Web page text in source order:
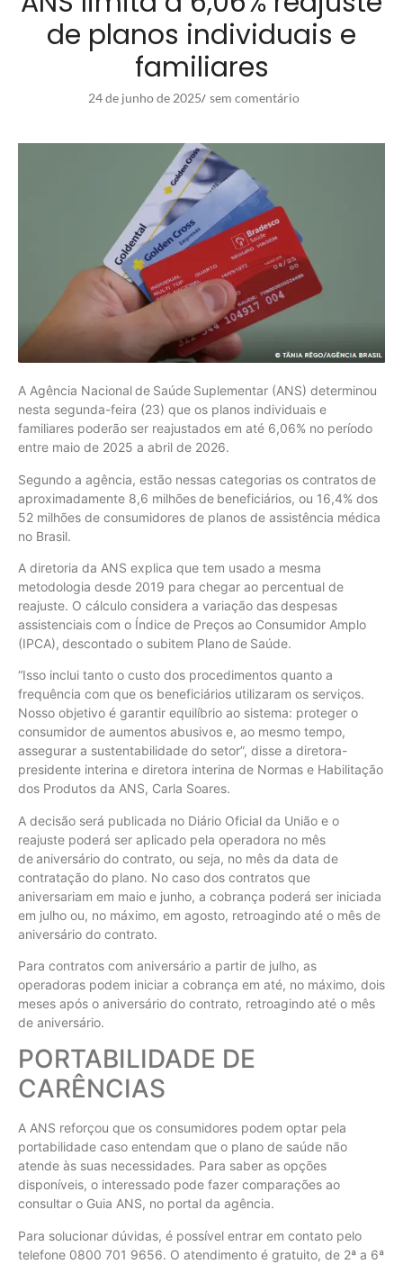
de planos individuais e
familiares
24 de junho de 2025/ sem comentário
A Agência Nacional de Saúde Suplementar (ANS) determinou
nesta segunda-feira (23) que os planos individuais e
familiares poderão ser reajustados em até 6,06% no período
entre maio de 2025 a abril de 2026.
Segundo a agência, estão nessas categorias os contratos de
aproximadamente 8,6 milhões de beneficiários, ou 16,4% dos
52 milhões de consumidores de planos de assistência médica
no Brasil.
A diretoria da ANS explica que tem usado a mesma
metodologia desde 2019 para chegar ao percentual de
reajuste. O cálculo considera a variação das despesas
assistenciais com o Índice de Preços ao Consumidor Amplo
(IPCA), descontado o subitem Plano de Saúde.
“Isso inclui tanto o custo dos procedimentos quanto a
frequência com que os beneficiários utilizaram os serviços.
Nosso objetivo é garantir equilíbrio ao sistema: proteger o
consumidor de aumentos abusivos e, ao mesmo tempo,
assegurar a sustentabilidade do setor”, disse a diretora-
presidente interina e diretora interina de Normas e Habilitação
dos Produtos da ANS, Carla Soares.
A decisão será publicada no Diário Oficial da União e o
reajuste poderá ser aplicado pela operadora no mês
de aniversário do contrato, ou seja, no mês da data de
contratação do plano. No caso dos contratos que
aniversariam em maio e junho, a cobrança poderá ser iniciada
em julho ou, no máximo, em agosto, retroagindo até o mês de
aniversário do contrato.
Para contratos com aniversário a partir de julho, as
operadoras podem iniciar a cobrança em até, no máximo, dois
meses após o aniversário do contrato, retroagindo até o mês
de aniversário.
PORTABILIDADE DE
CARÊNCIAS
A ANS reforçou que os consumidores podem optar pela
portabilidade caso entendam que o plano de saúde não
atende às suas necessidades. Para saber as opções
disponíveis, o interessado pode fazer comparações ao
consultar o Guia ANS, no portal da agência.
Para solucionar dúvidas, é possível entrar em contato pelo
telefone 0800 701 9656. O atendimento é gratuito, de 2ª a 6ª